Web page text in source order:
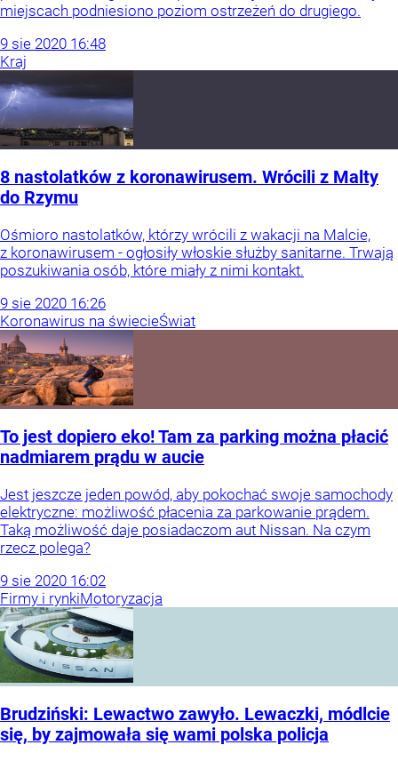
miejscach podniesiono poziom ostrzeżeń do drugiego.
9 sie 2020 16:48
Kraj
8 nastolatków z koronawirusem. Wrócili z Malty
do Rzymu
Ośmioro nastolatków, którzy wrócili z wakacji na Malcie,
z koronawirusem - ogłosiły włoskie służby sanitarne. Trwają
poszukiwania osób, które miały z nimi kontakt.
9 sie 2020 16:26
Koronawirus na świecieŚwiat
To jest dopiero eko! Tam za parking można płacić
nadmiarem prądu w aucie
Jest jeszcze jeden powód, aby pokochać swoje samochody
elektryczne: możliwość płacenia za parkowanie prądem.
Taką możliwość daje posiadaczom aut Nissan. Na czym
rzecz polega?
9 sie 2020 16:02
Firmy i rynkiMotoryzacja
Brudziński: Lewactwo zawyło. Lewaczki, módlcie
się, by zajmowała się wami polska policja